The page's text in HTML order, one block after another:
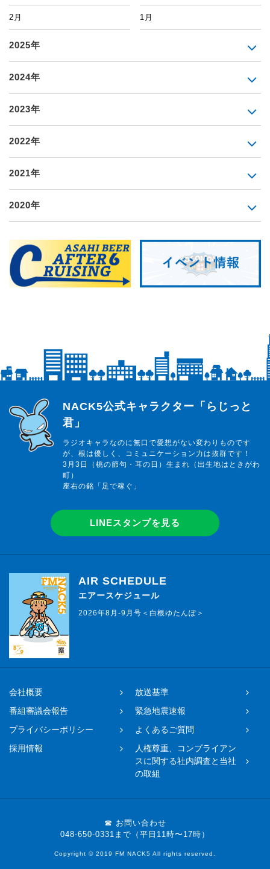
2月 1月
2025年
2024年
2023年
2022年
2021年
2020年
らじっと君
NACK5公式キャラクター「らじっと
君」
ラジオキャラなのに無口で愛想がない変わりものです
が、根は優しく、コミュニケーション力は抜群です！
3月3日（桃の節句・耳の日）生まれ（出生地はときがわ
町）
座右の銘「足で稼ぐ」
LINEスタンプを見る
AIR SCHEDULE
エアースケジュール
2026年8月-9月号＜白根ゆたんぽ＞
会社概要
放送基準
番組審議会報告
緊急地震速報
プライバシーポリシー
よくあるご質問
採用情報
人権尊重、コンプライアン
スに関する社内調査と当社
の取組
☎ お問い合わせ
048-650-0331まで（平日11時〜17時）
Copyright © 2019 FM NACK5 All rights reserved.